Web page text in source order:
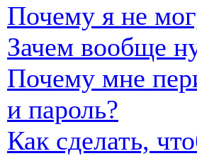
Почему я не
Зачем вообще
Почему мне
и пароль?
Как сделать,